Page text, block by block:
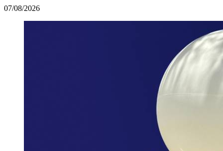
07/08/2026